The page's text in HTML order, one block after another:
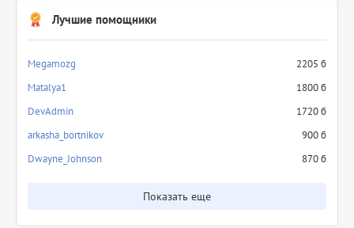
Лучшие помощники
Megamozg
2205 б
Matalya1
1800 б
DevAdmin
1720 б
arkasha_bortnikov
900 б
Dwayne_Johnson
870 б
Показать еще